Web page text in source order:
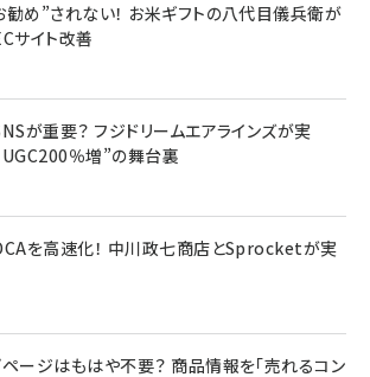
め”されない！ お米ギフトの八代目儀兵衛が
サイト改善
が重要？ フジドリームエアラインズが実
UGC200％増”の舞台裏
を高速化！ 中川政七商店とSprocketが実
ージはもはや不要？ 商品情報を「売れるコン